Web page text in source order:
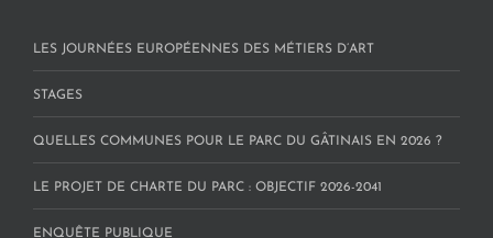
LES JOURNÉES EUROPÉENNES DES MÉTIERS D’ART
STAGES
QUELLES COMMUNES POUR LE PARC DU GÂTINAIS EN 2026 ?
LE PROJET DE CHARTE DU PARC : OBJECTIF 2026-2041
ENQUÊTE PUBLIQUE